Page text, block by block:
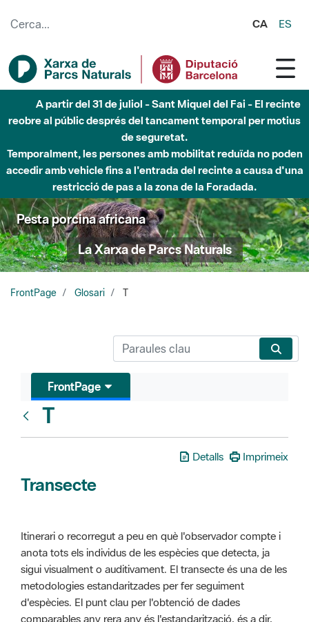
CA ES
A partir del 31 de juliol - Sant Miquel del Fai - El recinte
reobre al públic després del tancament temporal per motius
de seguretat.
Temporalment, les persones amb mobilitat reduïda no poden
accedir amb vehicle fins a l'entrada del recinte a causa d'una
restricció de pas a la zona de la Foradada.
Pesta porcina africana
La Xarxa de Parcs Naturals
FrontPage Glosari T
FrontPage
T
Detalls Imprimeix
Transecte
Itinerari o recorregut a peu en què l'observador compte i
anota tots els individus de les espècies que detecta, ja
sigui visualment o auditivament. El transecte és una de les
metodologies estandaritzades per fer seguiment
d'espècies. El punt clau per l'obtenció de dades
comparables any rera any és l'estandarització, és a dir,